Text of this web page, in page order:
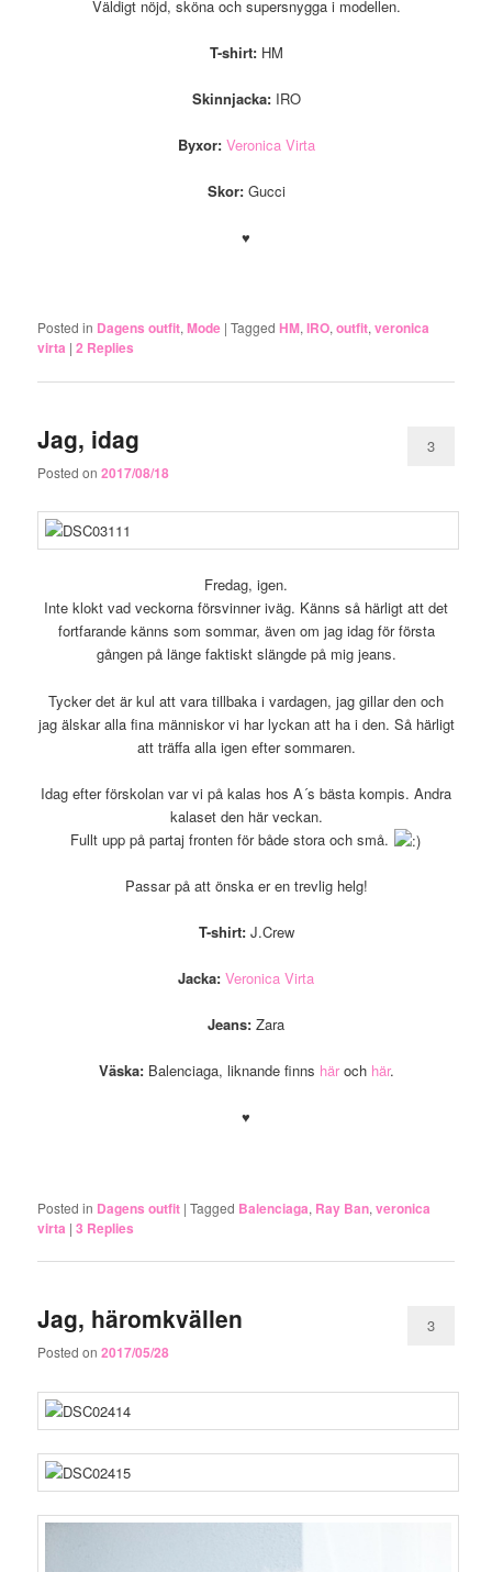
Väldigt nöjd, sköna och supersnygga i modellen.
T-shirt:HM
Skinnjacka:IRO
Byxor: Veronica Virta
Skor:Gucci
♥
Posted in Dagens outfit,Mode |Tagged HM,IRO,outfit,veronica
virta |2 Replies
Jag, idag
Posted on2017/08/18
3
Fredag, igen.
Inte klokt vad veckorna försvinner iväg. Känns så härligt att det
fortfarande känns som sommar, även om jag idag för första
gången på länge faktiskt slängde på mig jeans.
Tycker det är kul att vara tillbaka i vardagen, jag gillar den och
jag älskar alla fina människor vi har lyckan att ha i den. Så härligt
att träffa alla igen efter sommaren.
Idag efter förskolan var vi på kalas hos A´s bästa kompis. Andra
kalaset den här veckan.
Fullt upp på partaj fronten för både stora och små.
Passar på att önska er en trevlig helg!
T-shirt:J.Crew
Jacka: Veronica Virta
Jeans: Zara
Väska:Balenciaga, liknande finns häroch här.
♥
Posted in Dagens outfit |Tagged Balenciaga, Ray Ban,veronica
virta |3 Replies
Jag, häromkvällen
Posted on2017/05/28
3